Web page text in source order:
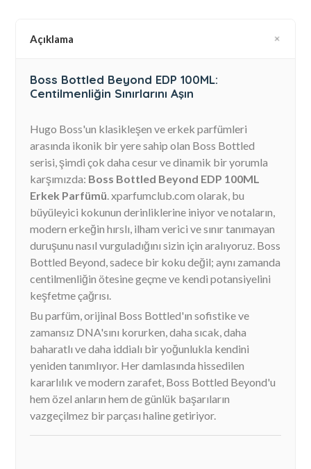
Açıklama
Boss Bottled Beyond EDP 100ML:
Centilmenliğin Sınırlarını Aşın
Hugo Boss'un klasikleşen ve erkek parfümleri
arasında ikonik bir yere sahip olan Boss Bottled
serisi, şimdi çok daha cesur ve dinamik bir yorumla
karşımızda: Boss Bottled Beyond EDP 100ML
Erkek Parfümü. xparfumclub.com olarak, bu
büyüleyici kokunun derinliklerine iniyor ve notaların,
modern erkeğin hırslı, ilham verici ve sınır tanımayan
duruşunu nasıl vurguladığını sizin için aralıyoruz. Boss
Bottled Beyond, sadece bir koku değil; aynı zamanda
centilmenliğin ötesine geçme ve kendi potansiyelini
keşfetme çağrısı.
Bu parfüm, orijinal Boss Bottled'ın sofistike ve
zamansız DNA'sını korurken, daha sıcak, daha
baharatlı ve daha iddialı bir yoğunlukla kendini
yeniden tanımlıyor. Her damlasında hissedilen
kararlılık ve modern zarafet, Boss Bottled Beyond'u
hem özel anların hem de günlük başarıların
vazgeçilmez bir parçası haline getiriyor.